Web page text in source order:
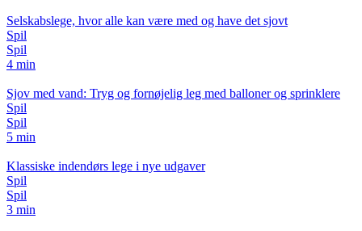
Selskabslege, hvor alle kan være med og have det sjovt
Spil
Spil
4 min
Sjov med vand: Tryg og fornøjelig leg med balloner og sprinklere
Spil
Spil
5 min
Klassiske indendørs lege i nye udgaver
Spil
Spil
3 min